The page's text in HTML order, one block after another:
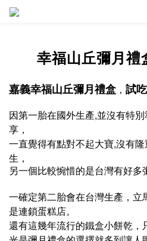
幸福山丘彌月禮
嘉義幸福山丘彌月禮盒 ， 試
因第一胎在國外生產,並沒有特
享 ，
一直覺得有點對不起大寶,沒有隆
生 ，
另一個比較惋惜的是台灣有好多
一確定第二胎會在台灣生產 ， 立
是連鎖蛋糕店。
還有這幾年流行的鐵盒小餅乾 ，